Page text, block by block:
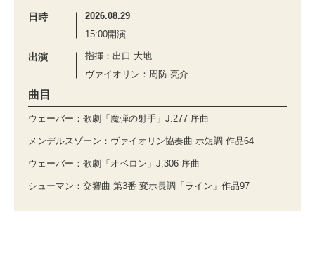
日時
2026.08.29
15:00開演
出演
指揮：出口 大地
ヴァイオリン：周防 亮介
曲目
ウェーバー：歌劇「魔弾の射手」J.277 序曲
メンデルスゾーン：ヴァイオリン協奏曲 ホ短調 作品64
ウェーバー：歌劇「オベロン」J.306 序曲
シューマン：交響曲 第3番 変ホ長調「ライン」作品97